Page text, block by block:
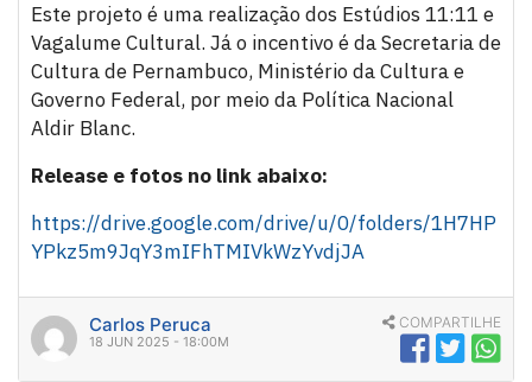
Este projeto é uma realização dos Estúdios 11:11 e
Vagalume Cultural. Já o incentivo é da Secretaria de
Cultura de Pernambuco, Ministério da Cultura e
Governo Federal, por meio da Política Nacional
Aldir Blanc.
Release e fotos no link abaixo:
https://drive.google.com/drive/u/0/folders/1H7HP
YPkz5m9JqY3mIFhTMIVkWzYvdjJA
Carlos Peruca
18 JUN 2025 - 18:00M
COMPARTILHE